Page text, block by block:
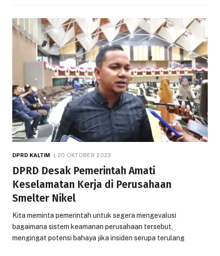
DPRD KALTIM 20 OKTOBER 2023
DPRD Desak Pemerintah Amati
Keselamatan Kerja di Perusahaan
Smelter Nikel
Kita meminta pemerintah untuk segera mengevalusi
bagaimana sistem keamanan perusahaan tersebut,
mengingat potensi bahaya jika insiden serupa terulang